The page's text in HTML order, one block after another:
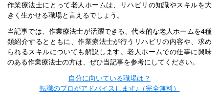
作業療法士にとって老人ホームは、リハビリの知識やスキルを大
きく生かせる職場と言えるでしょう。
当記事では、作業療法士が活躍できる、代表的な老人ホームを4種
類紹介するとともに、作業療法士が行うリハビリの内容や、求め
られるスキルについても解説します。老人ホームでの仕事に興味
のある作業療法士の方は、ぜひ当記事を参考にしてください。
自分に向いている職場は？
転職のプロがアドバイスします♪（完全無料）